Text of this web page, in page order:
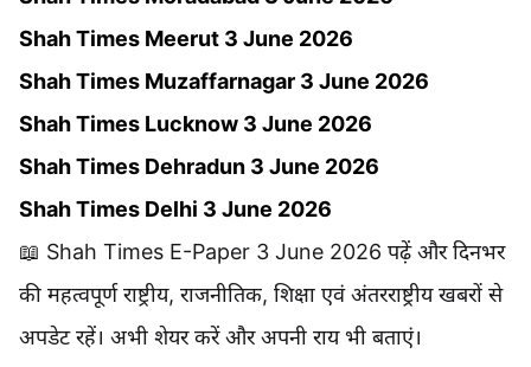
Shah Times Meerut 3 June 2026
Shah Times Muzaffarnagar 3 June 2026
Shah Times Lucknow 3 June 2026
Shah Times Dehradun 3 June 2026
Shah Times Delhi 3 June 2026
📖 Shah Times E-Paper 3 June 2026 पढ़ें और दिनभर
की महत्वपूर्ण राष्ट्रीय, राजनीतिक, शिक्षा एवं अंतरराष्ट्रीय खबरों से
अपडेट रहें। अभी शेयर करें और अपनी राय भी बताएं।